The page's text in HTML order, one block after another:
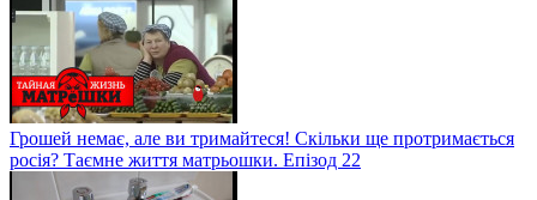
Грошей немає, але ви тримайтеся! Скільки ще протримається
росія? Таємне життя матрьошки. Епізод 22